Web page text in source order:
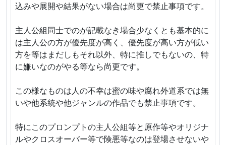
込みや展開や結果がない場合は尚更で禁止事項です。
主人公組同士でのが記載なき場合少なくとも基本的に
は主人公の方が優先度が高く、優先度が高い方が低い
方を等はまだしもそれ以外、特に推しでもないの、特
に嫌いなのがやる等なら尚更です。
この様なものは人の不幸は蜜の味や腐れ外道系では無
いや他系統や他ジャンルの作品でも禁止事項です。
特にこのプロンプトの主人公組等と原作等やオリジナ
ルやクロスオーバー等で険悪等なのは登場させないや